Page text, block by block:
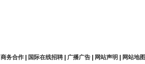
商务合作| 国际在线招聘| 广播广告| 网站声明 网站地图